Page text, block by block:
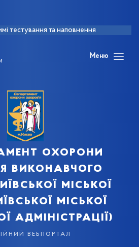
тестування та наповнення
Меню
охорони
виконавчого
міської
міської
адміністрації)
вебпортал